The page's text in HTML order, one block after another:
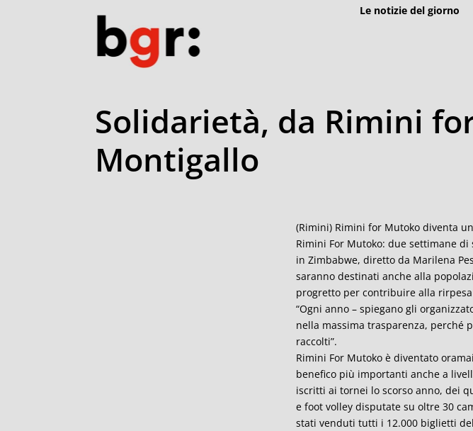
Le notizie del giorno
Solidarietà, da Rimini
Montigallo
(Rimini) Rimini for Mutoko diventa
Rimini For Mutoko: due settimane
in Zimbabwe, diretto da Marilena
saranno destinati anche alla
progretto per contribuire alla
“Ogni anno – spiegano gli
nella massima trasparenza, perché
raccolti”.
Rimini For Mutoko è diventato
benefico più importanti anche a
iscritti ai tornei lo scorso anno, dei
e foot volley disputate su oltre 30
stati venduti tutti i 12.000 biglietti